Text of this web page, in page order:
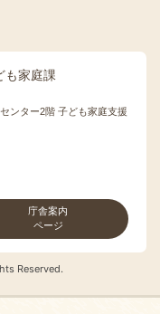
も家庭課
ンター2階 子ども家庭支援
庁舎案内
ページ
Reserved.